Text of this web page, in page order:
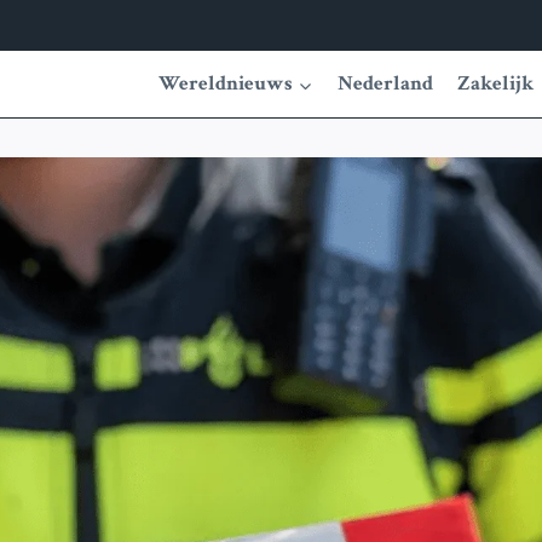
Wereldnieuws Nederland Zakelijk